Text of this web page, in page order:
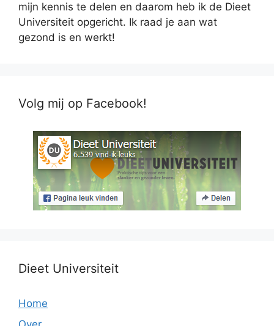
mijn kennis te delen en daarom heb ik de Dieet
Universiteit opgericht. Ik raad je aan wat
gezond is en werkt!
Volg mij op Facebook!
Dieet Universiteit
Home